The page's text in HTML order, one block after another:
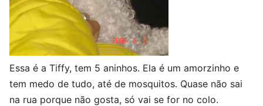
Essa é a Tiffy, tem 5 aninhos. Ela é um amorzinho e
tem medo de tudo, até de mosquitos. Quase não sai
na rua porque não gosta, só vai se for no colo.